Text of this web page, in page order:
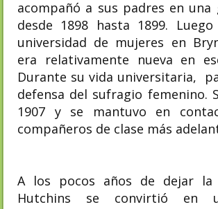
acompañó a sus padres en una
desde 1898 hasta 1899.
universidad de mujeres en
era relativamente nueva en
Durante su vida universitaria,
defensa del sufragio femenino.
1907 y se mantuvo en
compañeros de clase más
A los pocos años de dejar la
Hutchins se convirtió en